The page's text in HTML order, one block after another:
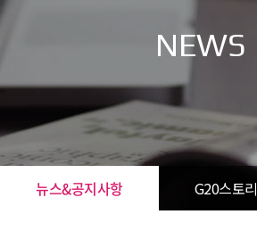
NEWS
뉴스&공지사항 G20스토리